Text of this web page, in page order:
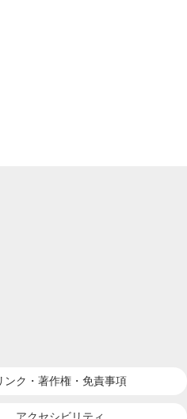
ンク・著作権・ 免責事項